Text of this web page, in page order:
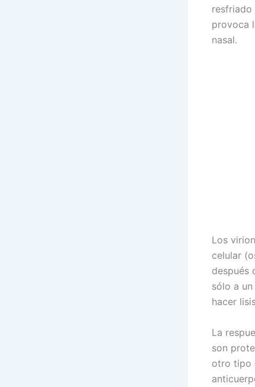
resfriado
provoca
nasal.
Los
celular
después
sólo a
hacer
La
son
otro tipo